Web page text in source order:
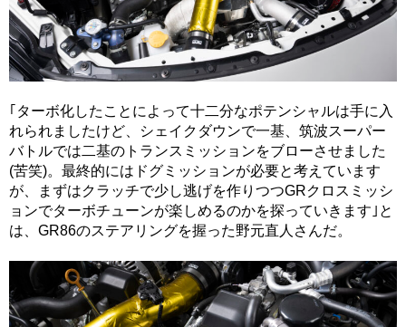
｢ターボ化したことによって十二分なポテンシャルは手に入
れられましたけど、シェイクダウンで一基、筑波スーパー
バトルでは二基のトランスミッションをブローさせました
(苦笑)。最終的にはドグミッションが必要と考えています
が、まずはクラッチで少し逃げを作りつつGRクロスミッシ
ョンでターボチューンが楽しめるのかを探っていきます｣と
は、GR86のステアリングを握った野元直人さんだ。